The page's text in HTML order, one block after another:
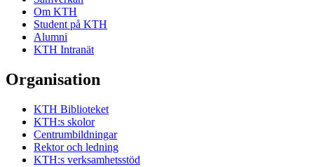
Om KTH
Student på KTH
Alumni
KTH Intranät
Organisation
KTH Biblioteket
KTH:s skolor
Centrumbildningar
Rektor och ledning
KTH:s verksamhetsstöd